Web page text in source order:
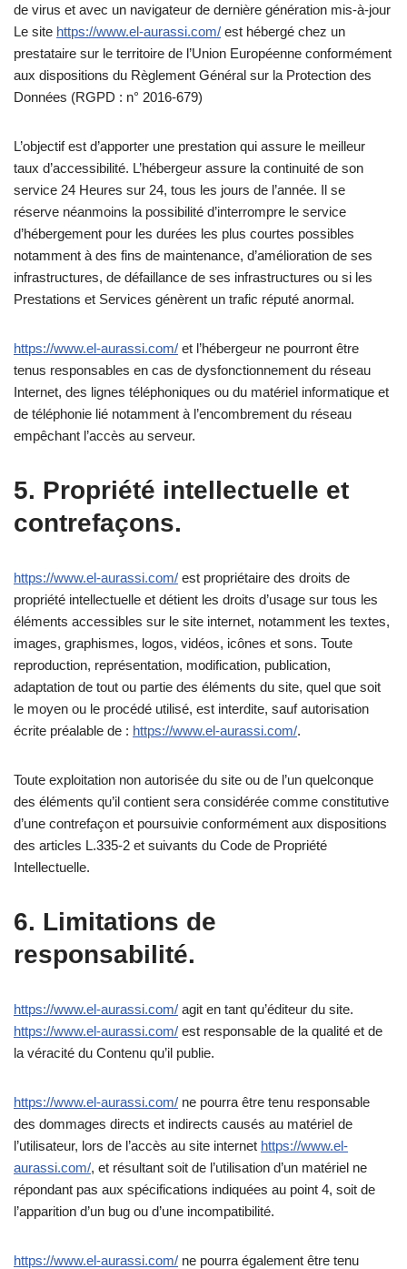
de virus et avec un navigateur de dernière génération mis-à-jour
Le site https://www.el-aurassi.com/ est hébergé chez un
prestataire sur le territoire de l’Union Européenne conformément
aux dispositions du Règlement Général sur la Protection des
Données (RGPD : n° 2016-679)
L’objectif est d’apporter une prestation qui assure le meilleur
taux d’accessibilité. L’hébergeur assure la continuité de son
service 24 Heures sur 24, tous les jours de l’année. Il se
réserve néanmoins la possibilité d’interrompre le service
d’hébergement pour les durées les plus courtes possibles
notamment à des fins de maintenance, d’amélioration de ses
infrastructures, de défaillance de ses infrastructures ou si les
Prestations et Services génèrent un trafic réputé anormal.
https://www.el-aurassi.com/ et l’hébergeur ne pourront être
tenus responsables en cas de dysfonctionnement du réseau
Internet, des lignes téléphoniques ou du matériel informatique et
de téléphonie lié notamment à l’encombrement du réseau
empêchant l’accès au serveur.
5. Propriété intellectuelle et
contrefaçons.
https://www.el-aurassi.com/ est propriétaire des droits de
propriété intellectuelle et détient les droits d’usage sur tous les
éléments accessibles sur le site internet, notamment les textes,
images, graphismes, logos, vidéos, icônes et sons. Toute
reproduction, représentation, modification, publication,
adaptation de tout ou partie des éléments du site, quel que soit
le moyen ou le procédé utilisé, est interdite, sauf autorisation
écrite préalable de : https://www.el-aurassi.com/.
Toute exploitation non autorisée du site ou de l’un quelconque
des éléments qu’il contient sera considérée comme constitutive
d’une contrefaçon et poursuivie conformément aux dispositions
des articles L.335-2 et suivants du Code de Propriété
Intellectuelle.
6. Limitations de
responsabilité.
https://www.el-aurassi.com/ agit en tant qu’éditeur du site.
https://www.el-aurassi.com/ est responsable de la qualité et de
la véracité du Contenu qu’il publie.
https://www.el-aurassi.com/ ne pourra être tenu responsable
des dommages directs et indirects causés au matériel de
l’utilisateur, lors de l’accès au site internet https://www.el-
aurassi.com/, et résultant soit de l’utilisation d’un matériel ne
répondant pas aux spécifications indiquées au point 4, soit de
l’apparition d’un bug ou d’une incompatibilité.
https://www.el-aurassi.com/ ne pourra également être tenu